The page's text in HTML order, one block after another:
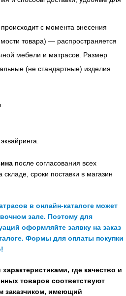
с момента внесения
товара) — распространяется
мебели и матрасов. Размер
(не стандартные) изделия
после согласования всех
сроки поставки в магазин
в онлайн-каталоге может
зале. Поэтому для
оформляйте заявку на заказ
Формы для оплаты покупки
где качество и
товаров соответствуют
заказчиком, имеющий